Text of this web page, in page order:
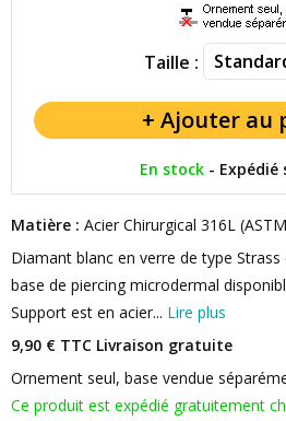
Taille :
En stock - Expédié
Matière : Acier Chirurgical 316L
Diamant blanc en verre de type
base de piercing microdermal
Support est en acier... Lire plus
9,90 € TTC Livraison gratuite
Ornement seul, base vendue
Ce produit est expédié gratuitement